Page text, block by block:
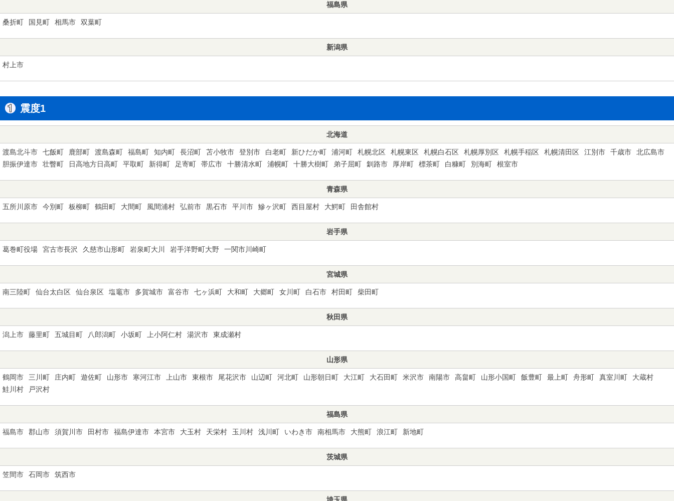
福島県
桑折町 国見町 相馬市 双葉町
新潟県
村上市
震度1
北海道
渡島北斗市 七飯町 鹿部町 渡島森町 福島町 知内町 長沼町 苫小牧市 登別市 白老町 新ひだか町 浦河町 札幌北区 札幌東区 札幌白石区 札幌厚別区 札幌手稲区 札幌清田区 江別市 千歳市
北広島市
胆振伊達市
壮瞥町 日高地方日高町 平取町 新得町 足寄町 帯広市 十勝清水町 浦幌町 十勝大樹町 弟子屈町 釧路市 厚岸町 標茶町 白糠町 別海町 根室市
青森県
五所川原市 今別町 板柳町 鶴田町 大間町 風間浦村 弘前市 黒石市 平川市 鰺ヶ沢町 西目屋村 大鰐町 田舎館村
岩手県
葛巻町役場 宮古市長沢 久慈市山形町 岩泉町大川 岩手洋野町大野 一関市川崎町
宮城県
南三陸町 仙台太白区 仙台泉区 塩竈市 多賀城市 富谷市 七ヶ浜町 大和町 大郷町 女川町 白石市 村田町 柴田町
秋田県
潟上市 藤里町 五城目町 八郎潟町 小坂町 上小阿仁村 湯沢市 東成瀬村
山形県
鶴岡市 三川町 庄内町 遊佐町 山形市 寒河江市 上山市 東根市 尾花沢市 山辺町 河北町 山形朝日町 大江町 大石田町 米沢市 南陽市 高畠町 山形小国町 飯豊町 最上町 舟形町 真室川町
大蔵村
鮭川村
戸沢村
福島県
福島市 郡山市 須賀川市 田村市 福島伊達市 本宮市 大玉村 天栄村 玉川村 浅川町 いわき市 南相馬市 大熊町 浪江町 新地町
茨城県
笠間市 石岡市 筑西市